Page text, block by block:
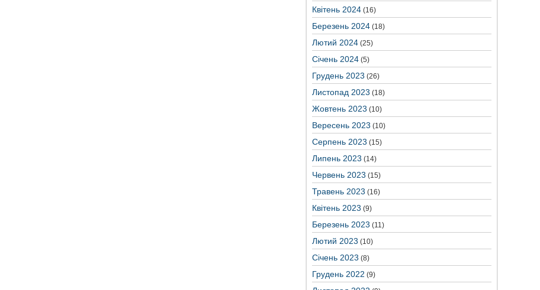
Квітень 2024(16)
Березень 2024(18)
Лютий 2024(25)
Січень 2024(5)
Грудень 2023 (26)
Листопад 2023 (18)
Жовтень 2023 (10)
Вересень 2023 (10)
Серпень 2023 (15)
Липень 2023 (14)
Червень 2023 (15)
Травень 2023 (16)
Квітень 2023 (9)
Березень 2023 (11)
Лютий 2023 (10)
Січень 2023 (8)
Грудень 2022 (9)